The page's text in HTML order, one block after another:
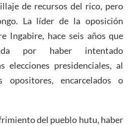
de recursos del rico, pero
La líder de la oposición
Ingabire, hace seis años que
por haber intentado
elecciones presidenciales, al
opositores, encarcelados o
del pueblo hutu, haber